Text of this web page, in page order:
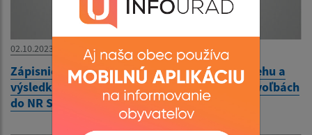
02.10.2023
Zápisnica okrskovej volebnej komisie o priebehu a
výsledku hlasovania vo volebnom okrsku vo voľbách
do NR SR 30.9.2023